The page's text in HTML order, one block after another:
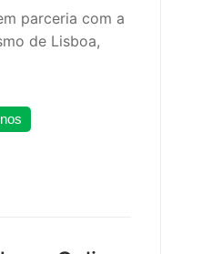
parceria com a
de Lisboa,